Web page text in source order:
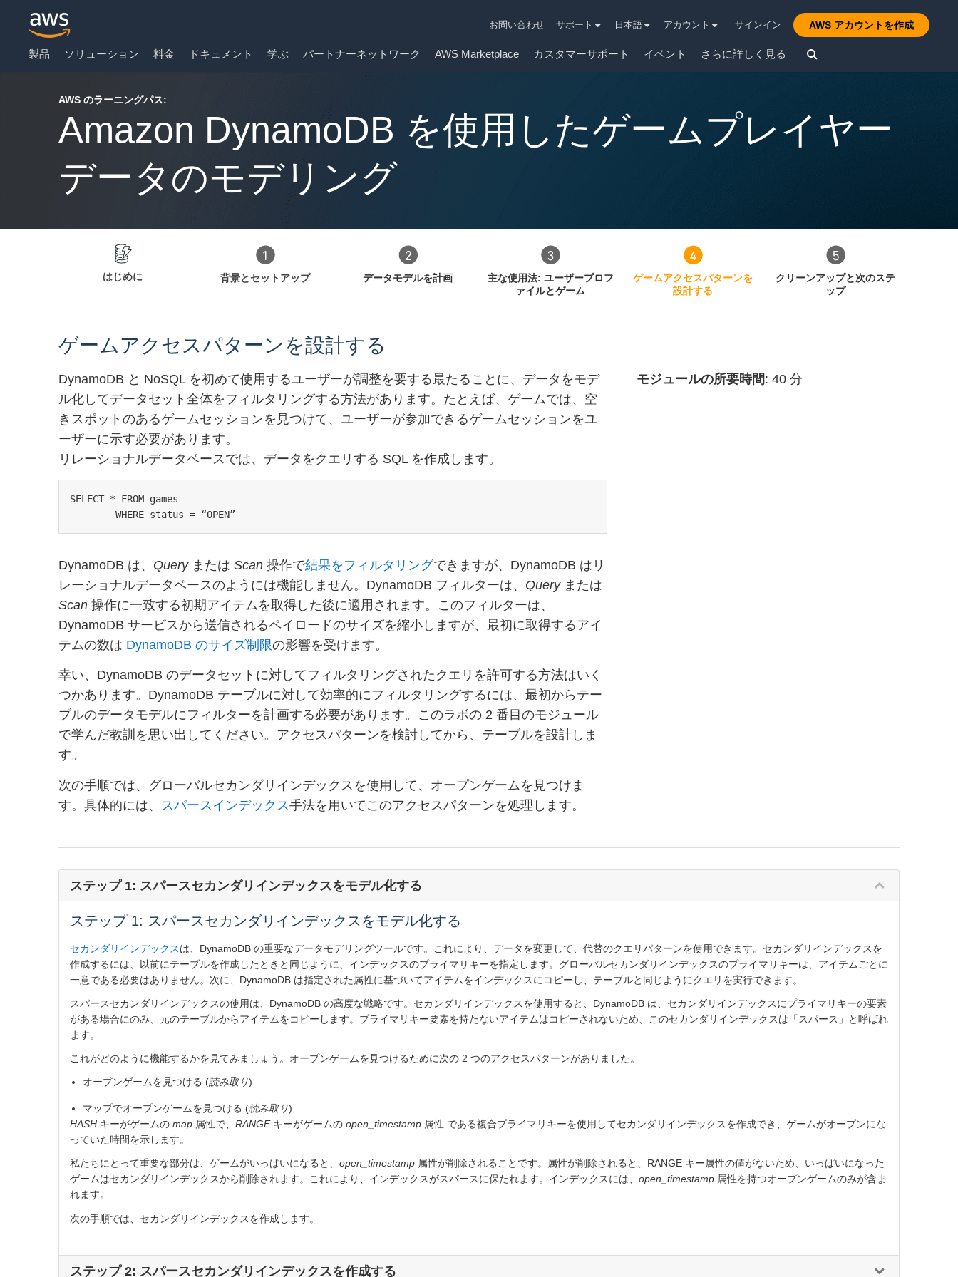
メインコンテンツに移動
お問い合わせ サポート 日本語 アカウント サインイン AWS アカウントを作成
製品 ソリューション 料金 ドキュメント 学ぶ パートナーネットワーク AWS Marketplace カスタマーサポート イベント さらに詳しく見る
AWS のラーニングパス:
Amazon DynamoDB を使用したゲームプレイヤー
データのモデリング
はじめに 背景とセットアップ データモデルを計画
主な使用法: ユーザープロフ
ァイルとゲーム
ゲームアクセスパターンを
設計する
クリーンアップと次のステ
ップ
ゲームアクセスパターンを設計する
DynamoDB と NoSQL を初めて使用するユーザーが調整を要する最たることに、データをモデ
ル化してデータセット全体をフィルタリングする方法があります。たとえば、ゲームでは、空
きスポットのあるゲームセッションを見つけて、ユーザーが参加できるゲームセッションをユ
ーザーに示す必要があります。
リレーショナルデータベースでは、データをクエリする SQL を作成します。
SELECT * FROM games
	WHERE status = “OPEN”
DynamoDB は、 Queryまたは Scan 操作で結果をフィルタリングできますが、DynamoDB はリ
レーショナルデータベースのようには機能しません。DynamoDB フィルターは、 Queryまたは
Scan 操作に一致する初期アイテムを取得した後に適用されます。このフィルターは、
DynamoDB サービスから送信されるペイロードのサイズを縮小しますが、最初に取得するアイ
テムの数は DynamoDB のサイズ制限の影響を受けます。
幸い、DynamoDB のデータセットに対してフィルタリングされたクエリを許可する方法はいく
つかあります。DynamoDB テーブルに対して効率的にフィルタリングするには、最初からテー
ブルのデータモデルにフィルターを計画する必要があります。このラボの 2 番目のモジュール
で学んだ教訓を思い出してください。アクセスパターンを検討してから、テーブルを設計しま
す。
次の手順では、グローバルセカンダリインデックスを使用して、オープンゲームを見つけま
す。具体的には、
スパースインデックス手法を用いてこのアクセスパターンを処理します。
モジュールの所要時間: 40 分
ステップ 1: スパースセカンダリインデックスをモデル化する
ステップ 1: スパースセカンダリインデックスをモデル化する
セカンダリインデックスは、DynamoDB の重要なデータモデリングツールです。これにより、データを変更して、代替のクエリパターンを使用できます。セカンダリインデックスを
作成するには、以前にテーブルを作成したときと同じように、インデックスのプライマリキーを指定します。グローバルセカンダリインデックスのプライマリキーは、アイテムごとに
一意である必要はありません。次に、DynamoDB は指定された属性に基づいてアイテムをインデックスにコピーし、テーブルと同じようにクエリを実行できます。
スパースセカンダリインデックスの使用は、DynamoDB の高度な戦略です。セカンダリインデックスを使用すると、DynamoDB は、セカンダリインデックスにプライマリキーの要素
がある場合にのみ、元のテーブルからアイテムをコピーします。プライマリキー要素を持たないアイテムはコピーされないため、このセカンダリインデックスは「スパース」と呼ばれ
ます。
これがどのように機能するかを見てみましょう。オープンゲームを見つけるために次の 2 つのアクセスパターンがありました。
オープンゲームを見つける (読み取り)
マップでオープンゲームを見つける (読み取り)
HASH キーがゲームの map 属性で、 RANGEキーがゲームの open_timestamp 属性 である複合プライマリキーを使用してセカンダリインデックスを作成でき、ゲームがオープンにな
っていた時間を示します。
私たちにとって重要な部分は、ゲームがいっぱいになると、 open_timestamp 属性が削除されることです。属性が削除されると、RANGE キー属性の値がないため、いっぱいになった
ゲームはセカンダリインデックスから削除されます。これにより、インデックスがスパースに保たれます。インデックスには、 open_timestamp 属性を持つオープンゲームのみが含ま
れます。
次の手順では、セカンダリインデックスを作成します。
ステップ 2: スパースセカンダリインデックスを作成する